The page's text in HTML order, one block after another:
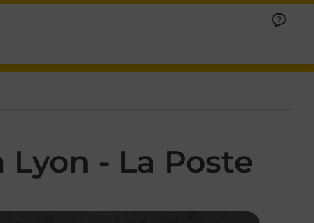
- La Poste